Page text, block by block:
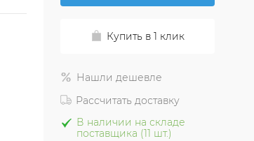
Купить в 1 клик
Нашли дешевле
Рассчитать доставку
В наличии на складе
поставщика (11 шт.)